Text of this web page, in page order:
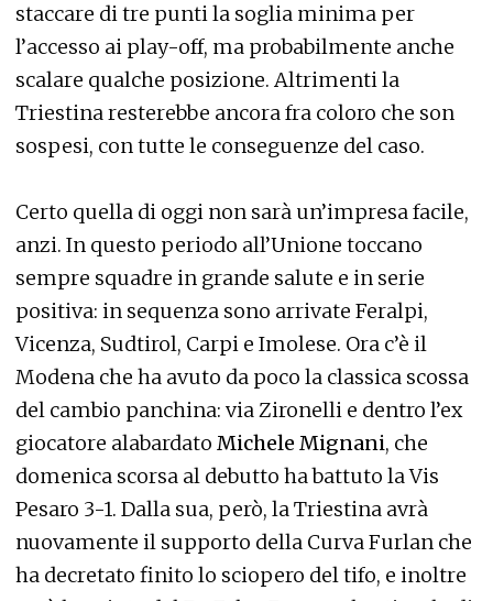
staccare di tre punti la soglia minima per
l’accesso ai play-off, ma probabilmente anche
scalare qualche posizione. Altrimenti la
Triestina resterebbe ancora fra coloro che son
sospesi, con tutte le conseguenze del caso.
Certo quella di oggi non sarà un’impresa facile,
anzi. In questo periodo all’Unione toccano
sempre squadre in grande salute e in serie
positiva: in sequenza sono arrivate Feralpi,
Vicenza, Sudtirol, Carpi e Imolese. Ora c’è il
Modena che ha avuto da poco la classica scossa
del cambio panchina: via Zironelli e dentro l’ex
giocatore alabardato Michele Mignani, che
domenica scorsa al debutto ha battuto la Vis
Pesaro 3-1. Dalla sua, però, la Triestina avrà
nuovamente il supporto della Curva Furlan che
ha decretato finito lo sciopero del tifo, e inoltre